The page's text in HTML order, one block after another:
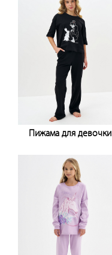
Пижама для девочки